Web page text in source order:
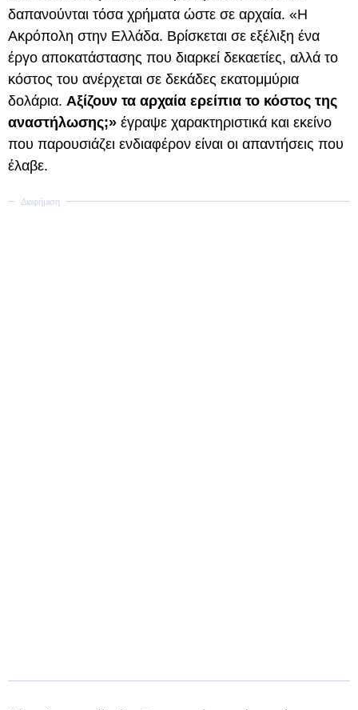
δαπανούνται τόσα χρήματα ώστε σε αρχαία. «Η
Ακρόπολη στην Ελλάδα. Βρίσκεται σε εξέλιξη ένα
έργο αποκατάστασης που διαρκεί δεκαετίες, αλλά το
κόστος του ανέρχεται σε δεκάδες εκατομμύρια
δολάρια. Αξίζουν τα αρχαία ερείπια το κόστος της
αναστήλωσης;» έγραψε χαρακτηριστικά και εκείνο
που παρουσιάζει ενδιαφέρον είναι οι απαντήσεις που
έλαβε.